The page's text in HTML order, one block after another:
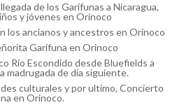
de los Garifunas a Nicaragua,
y jóvenes en Orinoco
los ancianos y ancestros en Orinoco
Garifuna en Orinoco
Rio Escondido desde Bluefields a
madrugada de día siguiente.
culturales y por ultimo, Concierto
en Orinoco.